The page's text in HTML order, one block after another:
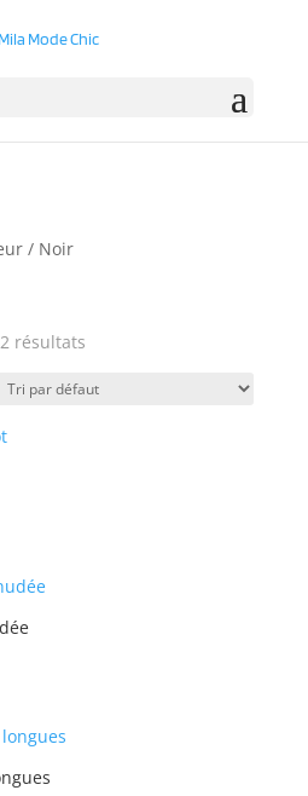
/ Noir
résultats